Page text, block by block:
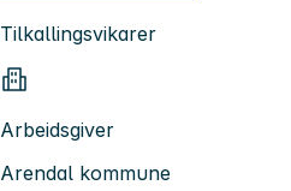
Tilkallingsvikarer
Arbeidsgiver
Arendal kommune